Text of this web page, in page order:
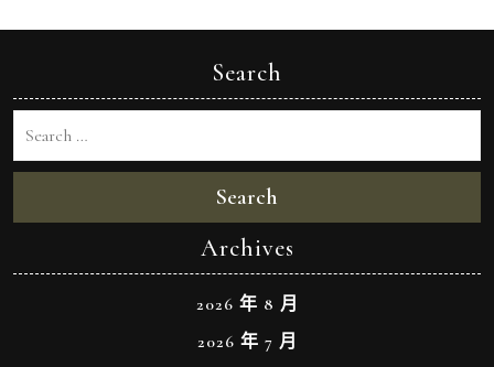
Search
Search
Archives
2026 年 8 月
2026 年 7 月